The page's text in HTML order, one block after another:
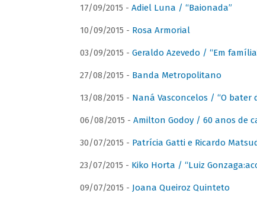
17/09/2015 - Adiel Luna / “Baionada”
10/09/2015 - Rosa Armorial
03/09/2015 - Geraldo Azevedo / “Em
27/08/2015 - Banda Metropolitano
13/08/2015 - Naná Vasconcelos / “O bater
06/08/2015 - Amilton Godoy / 60 anos de
30/07/2015 - Patrícia Gatti e Ricardo
23/07/2015 - Kiko Horta / “Luiz
09/07/2015 - Joana Queiroz Quinteto